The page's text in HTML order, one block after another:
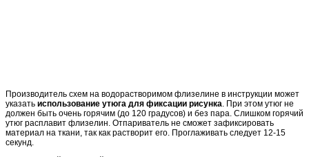
Производитель схем на водорастворимом флизелине в инструкции может
указать использование утюга для фиксации рисунка. При этом утюг не
должен быть очень горячим (до 120 градусов) и без пара. Слишком горячий
утюг расплавит флизелин. Отпариватель не сможет зафиксировать
материал на ткани, так как растворит его. Проглаживать следует 12-15
секунд.